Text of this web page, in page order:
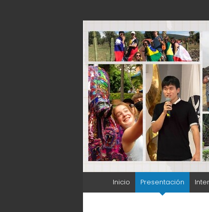
al
Inicio Presentación